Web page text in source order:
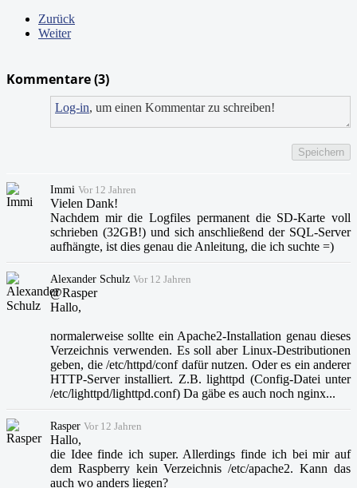
Zurück
Weiter
Kommentare (3)
Log-in, um einen Kommentar zu schreiben!
Speichern
Immi Vor 12 Jahren
Vielen Dank!
Nachdem mir die Logfiles permanent die SD-Karte voll
schrieben (32GB!) und sich anschließend der SQL-Server
aufhängte, ist dies genau die Anleitung, die ich suchte =)
Alexander Schulz Vor 12 Jahren
@Rasper
Hallo,
normalerweise sollte ein Apache2-Installation genau dieses
Verzeichnis verwenden. Es soll aber Linux-Destributionen
geben, die /etc/httpd/conf dafür nutzen. Oder es ein anderer
HTTP-Server installiert. Z.B. lighttpd (Config-Datei unter
/etc/lighttpd/lighttpd.conf) Da gäbe es auch noch nginx...
Rasper Vor 12 Jahren
Hallo,
die Idee finde ich super. Allerdings finde ich bei mir auf
dem Raspberry kein Verzeichnis /etc/apache2. Kann das
auch wo anders liegen?